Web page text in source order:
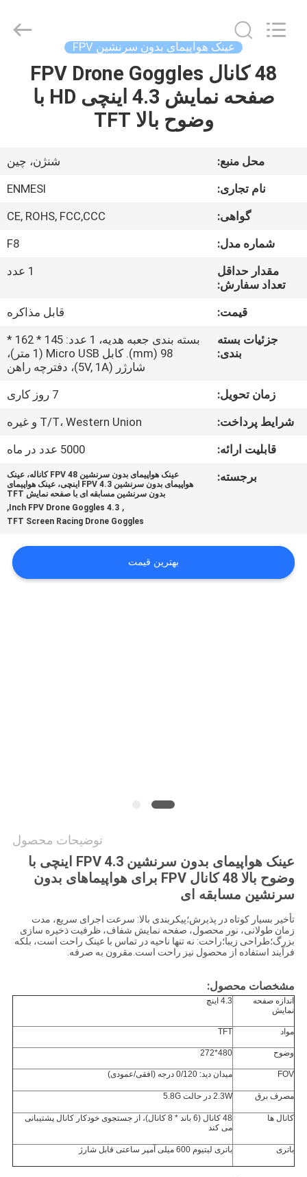
صفحه
اصلی
درباره
کارخانه
کیفیت
موارد
درخواست
SHOPPING
ONLINE
Technology
عینک هواپیمای بدون سرنشین FPV
48 کانال FPV Drone Goggles
صفحه نمایش 4.3 اینچی HD با
وضوح بالا TFT
محل منبع:
شنژن، چین
نام تجاری:
ENMESI
گواهی:
CE, ROHS, FCC,CCC
شماره مدل:
F8
مقدار حداقل
تعداد سفارش:
1 عدد
قیمت:
قابل مذاکره
جزئیات بسته
بندی:
بسته بندی جعبه هدیه، 1 عدد: 145 * 162 *
98 (mm). کابل Micro USB (1 متر)،
شارژر (5V, 1A)، دفترچه راهن
زمان تحویل:
7 روز کاری
شرایط پرداخت:
T/T، Western Union و غیره
قابلیت ارائه:
5000 عدد در ماه
برجسته:
عینک هواپیمای بدون سرنشین FPV 48 کاناله، عینک
هواپیمای بدون سرنشین FPV 4.3 اینچی، عینک هواپیمای
بدون سرنشین مسابقه ای با صفحه نمایش TFT
,
4.3 Inch FPV Drone Goggles
,
TFT Screen Racing Drone Goggles
بهترین قیمت
توضیحات محصول
عینک هواپیمای بدون سرنشین FPV 4.3 اینچی با
وضوح بالا 48 کانال FPV برای هواپیماهای بدون
سرنشین مسابقه ای
تأخیر بسیار کوتاه در پذیرش؛پیکربندی بالا: سرعت اجرای سریع، مدت
زمان طولانی، نور محصول، صفحه نمایش شفاف، ظرفیت ذخیره سازی
بزرگ؛طراحی زیبا؛راحت: نه تنها ناحیه در تماس با عینک راحت است، بلکه
فرآیند استفاده از محصول نیز راحت است.مقرون به صرفه.
مشخصات محصول:
اندازه صفحه
نمایش
4.3 اینچ
مواد TFT
وضوح 480*272
FOV میدان دید: 0/120 درجه (افقی/عمودی)
مصرف برق 2.3W در حالت 5.8G
کانال ها
48 کانال (6 باند * 8 کانال)، از جستجوی خودکار کانال پشتیبانی
می کند
باتری باتری لیتیوم 600 میلی آمپر ساعتی قابل شارژ